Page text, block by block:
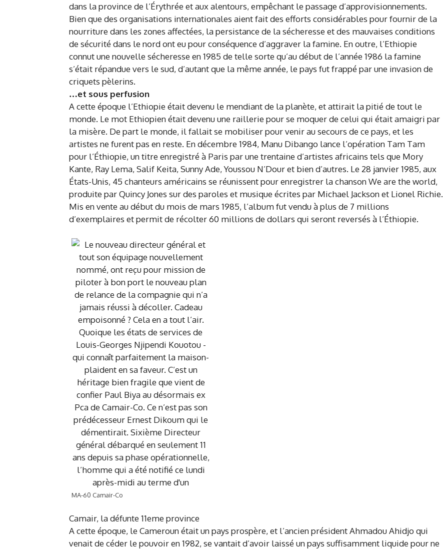
dans la province de l’Érythrée et aux alentours, empêchant le passage d’approvisionnements.
Bien que des organisations internationales aient fait des efforts considérables pour fournir de la
nourriture dans les zones affectées, la persistance de la sécheresse et des mauvaises conditions
de sécurité dans le nord ont eu pour conséquence d’aggraver la famine. En outre, l’Ethiopie
connut une nouvelle sécheresse en 1985 de telle sorte qu’au début de l’année 1986 la famine
s’était répandue vers le sud, d’autant que la même année, le pays fut frappé par une invasion de
criquets pèlerins.
…et sous perfusion
A cette époque l’Ethiopie était devenu le mendiant de la planète, et attirait la pitié de tout le
monde. Le mot Ethiopien était devenu une raillerie pour se moquer de celui qui était amaigri par
la misère. De part le monde, il fallait se mobiliser pour venir au secours de ce pays, et les
artistes ne furent pas en reste. En décembre 1984, Manu Dibango lance l’opération Tam Tam
pour l’Éthiopie, un titre enregistré à Paris par une trentaine d’artistes africains tels que Mory
Kante, Ray Lema, Salif Keita, Sunny Ade, Youssou N’Dour et bien d’autres. Le 28 janvier 1985, aux
États-Unis, 45 chanteurs américains se réunissent pour enregistrer la chanson We are the world,
produite par Quincy Jones sur des paroles et musique écrites par Michael Jackson et Lionel Richie.
Mis en vente au début du mois de mars 1985, l’album fut vendu à plus de 7 millions
d’exemplaires et permit de récolter 60 millions de dollars qui seront reversés à l’Éthiopie.
MA-60 Camair-Co
Camair, la défunte 11eme province
A cette époque, le Cameroun était un pays prospère, et l’ancien président Ahmadou Ahidjo qui
venait de céder le pouvoir en 1982, se vantait d’avoir laissé un pays suffisamment liquide pour ne